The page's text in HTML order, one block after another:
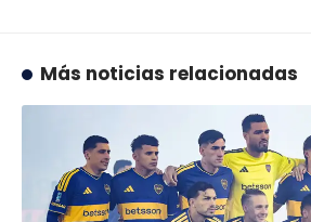
Más noticias relacionadas